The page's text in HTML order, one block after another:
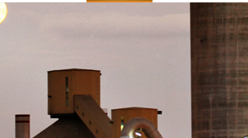
k8凯发(中国)天生赢家·一触即发 重要通知公告